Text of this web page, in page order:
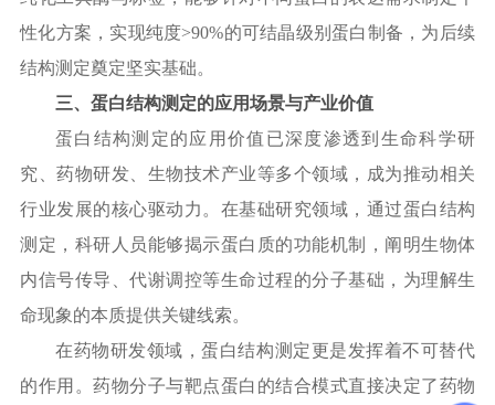
性化方案，实现纯度>90%的可结晶级别蛋白制备，为后续
结构测定奠定坚实基础。
三、蛋白结构测定的应用场景与产业价值
蛋白结构测定的应用价值已深度渗透到生命科学研
究、药物研发、生物技术产业等多个领域，成为推动相关
行业发展的核心驱动力。在基础研究领域，通过蛋白结构
测定，科研人员能够揭示蛋白质的功能机制，阐明生物体
内信号传导、代谢调控等生命过程的分子基础，为理解生
命现象的本质提供关键线索。
在药物研发领域，蛋白结构测定更是发挥着不可替代
的作用。药物分子与靶点蛋白的结合模式直接决定了药物